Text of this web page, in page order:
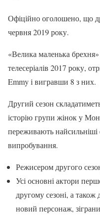
Офіційно оголошено, що
червня 2019 року.
«Велика маленька
телесеріалів 2017 року,
Emmy і вигравши 8 з них.
Другий сезон
історію групи жінок у
переживають найсильніші
випробування.
Режисером другого
Усі основні актори
другому сезоні, а також
новий персонаж,